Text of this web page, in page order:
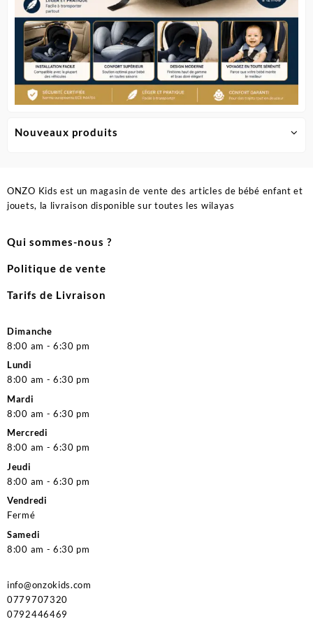
Nouveaux produits
ONZO Kids est un magasin de vente des articles de bébé enfant et
jouets, la livraison disponible sur toutes les wilayas
Qui sommes-nous ?
Politique de vente
Tarifs de Livraison
Dimanche
8:00 am - 6:30 pm
Lundi
8:00 am - 6:30 pm
Mardi
8:00 am - 6:30 pm
Mercredi
8:00 am - 6:30 pm
Jeudi
8:00 am - 6:30 pm
Vendredi
Fermé
Samedi
8:00 am - 6:30 pm
info@onzokids.com
0779707320
0792446469